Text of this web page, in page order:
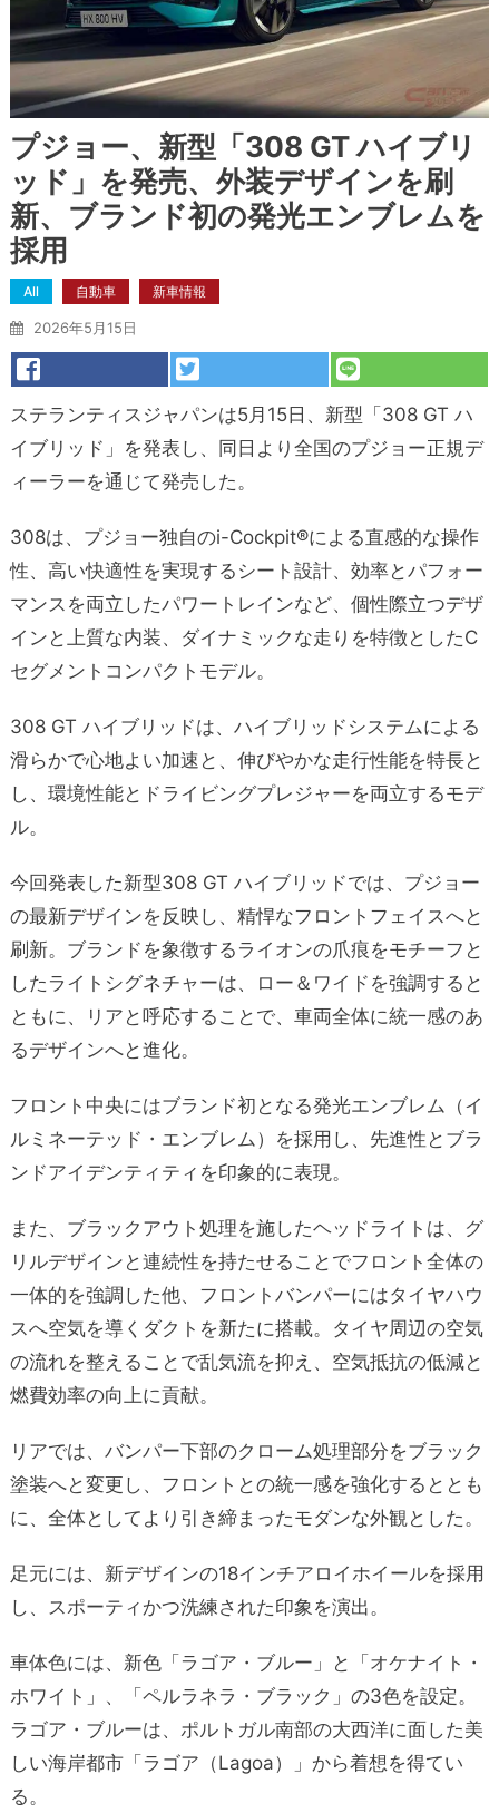
プジョー、新型「308 GT ハイブリ
ッド」を発売、外装デザインを刷
新、ブランド初の発光エンブレムを
採用
All 自動車 新車情報
2026年5月15日
ステランティスジャパンは5月15日、新型「308 GT ハ
イブリッド」を発表し、同日より全国のプジョー正規デ
ィーラーを通じて発売した。
308は、プジョー独自のi-Cockpit®による直感的な操作
性、高い快適性を実現するシート設計、効率とパフォー
マンスを両立したパワートレインなど、個性際立つデザ
インと上質な内装、ダイナミックな走りを特徴としたC
セグメントコンパクトモデル。
308 GT ハイブリッドは、ハイブリッドシステムによる
滑らかで心地よい加速と、伸びやかな走行性能を特長と
し、環境性能とドライビングプレジャーを両立するモデ
ル。
今回発表した新型308 GT ハイブリッドでは、プジョー
の最新デザインを反映し、精悍なフロントフェイスへと
刷新。ブランドを象徴するライオンの爪痕をモチーフと
したライトシグネチャーは、ロー＆ワイドを強調すると
ともに、リアと呼応することで、車両全体に統一感のあ
るデザインへと進化。
フロント中央にはブランド初となる発光エンブレム（イ
ルミネーテッド・エンブレム）を採用し、先進性とブラ
ンドアイデンティティを印象的に表現。
また、ブラックアウト処理を施したヘッドライトは、グ
リルデザインと連続性を持たせることでフロント全体の
一体的を強調した他、フロントバンパーにはタイヤハウ
スへ空気を導くダクトを新たに搭載。タイヤ周辺の空気
の流れを整えることで乱気流を抑え、空気抵抗の低減と
燃費効率の向上に貢献。
リアでは、バンパー下部のクローム処理部分をブラック
塗装へと変更し、フロントとの統一感を強化するととも
に、全体としてより引き締まったモダンな外観とした。
足元には、新デザインの18インチアロイホイールを採用
し、スポーティかつ洗練された印象を演出。
車体色には、新色「ラゴア・ブルー」と「オケナイト・
ホワイト」、「ペルラネラ・ブラック」の3色を設定。
ラゴア・ブルーは、ポルトガル南部の大西洋に面した美
しい海岸都市「ラゴア（Lagoa）」から着想を得てい
る。